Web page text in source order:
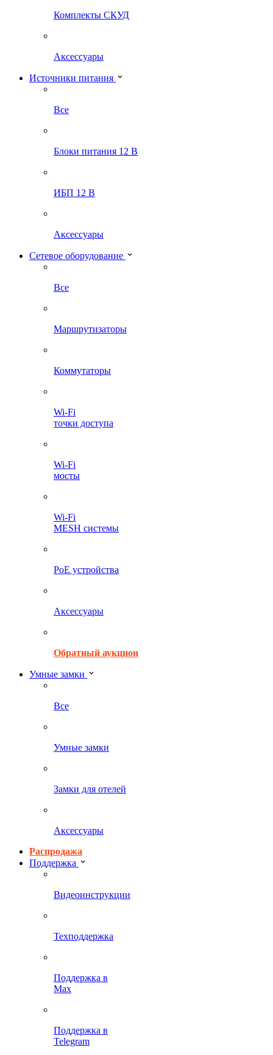
Комплекты СКУД
Аксессуары
Источники питания
Все
Блоки питания 12 В
ИБП 12 В
Аксессуары
Сетевое оборудование
Все
Маршрутизаторы
Коммутаторы
Wi-Fi
точки доступа
Wi-Fi
мосты
Wi-Fi
MESH системы
PoE устройства
Аксессуары
Обратный аукцион
Умные замки
Все
Умные замки
Замки для отелей
Аксессуары
Распродажа
Поддержка
Видеоинструкции
Техподдержка
Поддержка в
Max
Поддержка в
Telegram